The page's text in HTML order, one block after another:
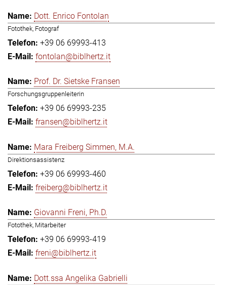
Dott. Enrico Fontolan
Fotothek, Fotograf
+39 06 69993-413
fontolan@biblhertz.it
Prof. Dr. Sietske Fransen
Forschungsgruppenleiterin
+39 06 69993-235
fransen@biblhertz.it
Mara Freiberg Simmen, M.A.
Direktionsassistenz
+39 06 69993-460
freiberg@biblhertz.it
Giovanni Freni, Ph.D.
Fotothek, Mitarbeiter
+39 06 69993-419
freni@biblhertz.it
Dott.ssa Angelika Gabrielli